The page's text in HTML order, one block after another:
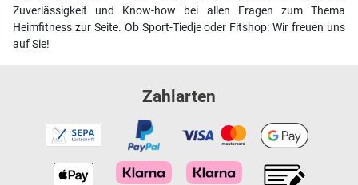
Zuverlässigkeit und Know-how bei allen Fragen zum Thema
Heimfitness zur Seite. Ob Sport-Tiedje oder Fitshop: Wir freuen uns
auf Sie!
Zahlarten